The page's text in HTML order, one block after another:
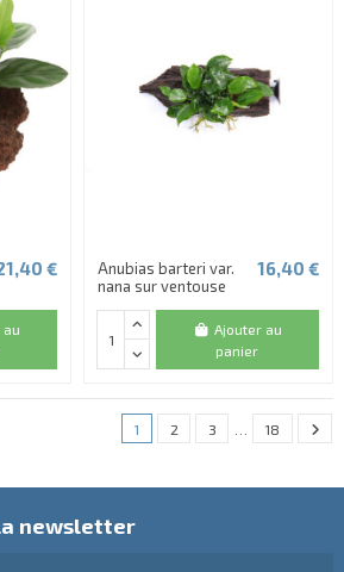
€
au
Anubias barteri var.
nana sur ventouse
16,40 €
Ajouter au
panier
1 2 3 18
newsletter